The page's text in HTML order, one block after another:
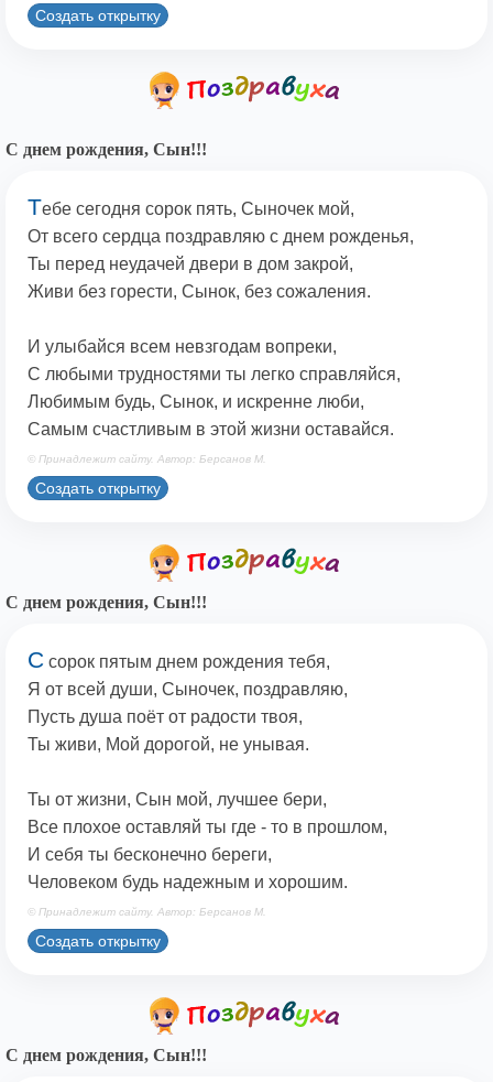
Создать открытку
С днем рождения, Сын!!!
Тебе сегодня сорок пять, Сыночек мой,
От всего сердца поздравляю с днем рожденья,
Ты перед неудачей двери в дом закрой,
Живи без горести, Сынок, без сожаления.
И улыбайся всем невзгодам вопреки,
С любыми трудностями ты легко справляйся,
Любимым будь, Сынок, и искренне люби,
Самым счастливым в этой жизни оставайся.
© Принадлежит сайту. Автор: Берсанов М.
Создать открытку
С днем рождения, Сын!!!
С сорок пятым днем рождения тебя,
Я от всей души, Сыночек, поздравляю,
Пусть душа поёт от радости твоя,
Ты живи, Мой дорогой, не унывая.
Ты от жизни, Сын мой, лучшее бери,
Все плохое оставляй ты где - то в прошлом,
И себя ты бесконечно береги,
Человеком будь надежным и хорошим.
© Принадлежит сайту. Автор: Берсанов М.
Создать открытку
С днем рождения, Сын!!!